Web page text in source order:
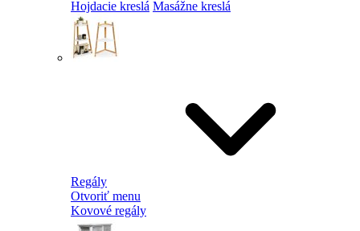
Hojdacie kreslá Masážne kreslá
Regály
Otvoriť menu
Kovové regály